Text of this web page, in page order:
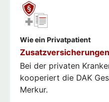
Wie ein Privatpatient
Zusatzversicherungen
Bei der privaten
kooperiert die DAK
Merkur.